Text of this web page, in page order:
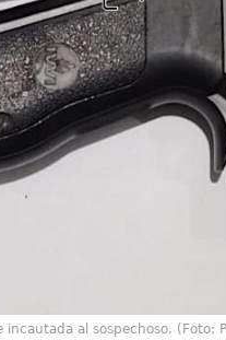
incautada al sospechoso. (Foto: